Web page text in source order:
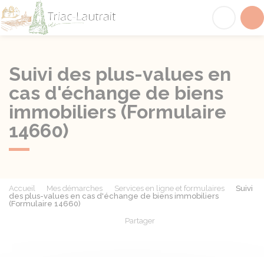
Suivi des plus-values en
cas d'échange de biens
immobiliers (Formulaire
14660)
Accueil Mes démarches Services en ligne et formulaires
Suivi
des plus-values en cas d'échange de biens immobiliers
(Formulaire 14660)
Partager